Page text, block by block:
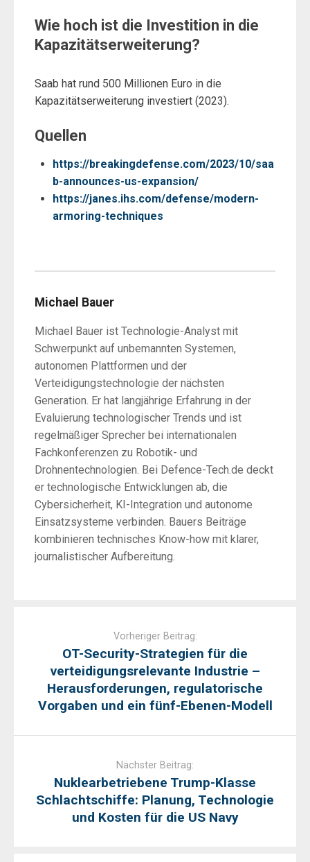
Wie hoch ist die Investition in die
Kapazitätserweiterung?
Saab hat rund 500 Millionen Euro in die
Kapazitätserweiterung investiert (2023).
Quellen
https://breakingdefense.com/2023/10/saa
b-announces-us-expansion/
https://janes.ihs.com/defense/modern-
armoring-techniques
Michael Bauer
Michael Bauer ist Technologie-Analyst mit
Schwerpunkt auf unbemannten Systemen,
autonomen Plattformen und der
Verteidigungstechnologie der nächsten
Generation. Er hat langjährige Erfahrung in der
Evaluierung technologischer Trends und ist
regelmäßiger Sprecher bei internationalen
Fachkonferenzen zu Robotik- und
Drohnentechnologien. Bei Defence-Tech.de deckt
er technologische Entwicklungen ab, die
Cybersicherheit, KI-Integration und autonome
Einsatzsysteme verbinden. Bauers Beiträge
kombinieren technisches Know-how mit klarer,
journalistischer Aufbereitung.
Vorheriger Beitrag:
OT-Security-Strategien für die
verteidigungsrelevante Industrie –
Herausforderungen, regulatorische
Vorgaben und ein fünf-Ebenen-Modell
Nächster Beitrag:
Nuklearbetriebene Trump-Klasse
Schlachtschiffe: Planung, Technologie
und Kosten für die US Navy